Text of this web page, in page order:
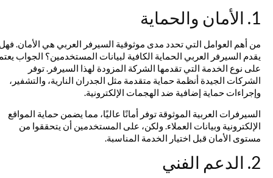
من أهم العوامل التي تحدد مدى موثوقية السيرفر العربي هي الأمان. فهل
يقدم السيرفر العربي الحماية الكافية لبيانات المستخدمين؟ الجواب يعتمد
على نوع الخدمة التي تقدمها الشركة المزودة لهذا السيرفر. توفر
الشركات الجيدة أنظمة حماية متقدمة مثل الجدران النارية، والتشفير،
وإجراءات حماية إضافية ضد الهجمات الإلكترونية.
السيرفرات العربية الموثوقة توفر أمانًا عاليًا، مما يضمن حماية المواقع
الإلكترونية وبيانات العملاء. ولكن، على المستخدمين أن يتحققوا من
مستوى الأمان قبل اختيار الخدمة المناسبة.